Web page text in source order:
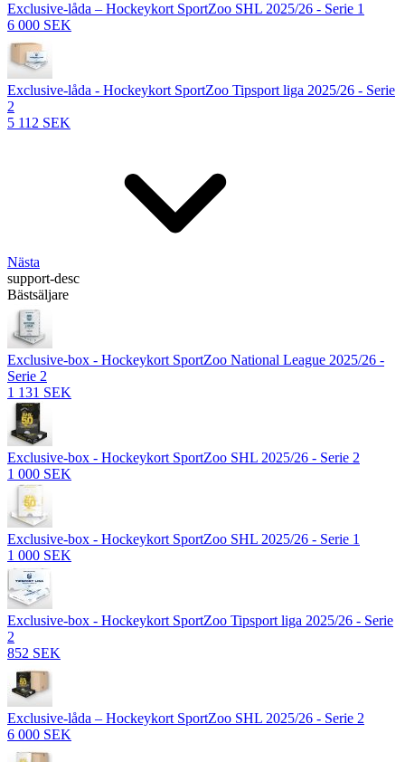
Exclusive-låda – Hockeykort SportZoo SHL 2025/26 - Serie 1
6 000 SEK
Exclusive-låda - Hockeykort SportZoo Tipsport liga 2025/26 - Serie
2
5 112 SEK
Nästa
support-desc
Bästsäljare
Exclusive-box - Hockeykort SportZoo National League 2025/26 -
Serie 2
1 131 SEK
Exclusive-box - Hockeykort SportZoo SHL 2025/26 - Serie 2
1 000 SEK
Exclusive-box - Hockeykort SportZoo SHL 2025/26 - Serie 1
1 000 SEK
Exclusive-box - Hockeykort SportZoo Tipsport liga 2025/26 - Serie
2
852 SEK
Exclusive-låda – Hockeykort SportZoo SHL 2025/26 - Serie 2
6 000 SEK